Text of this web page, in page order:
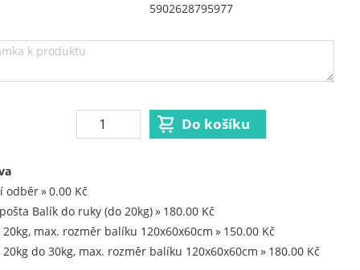
5902628795977
odběr
0.00 Kč
Balík do ruky (do 20kg)
180.00 Kč
20kg, max. rozměr balíku 120x60x60cm
150.00 Kč
20kg do 30kg, max. rozměr balíku 120x60x60cm
180.00 Kč